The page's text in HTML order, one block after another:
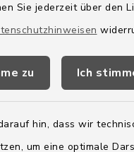
Sie jederzeit über den
zu Ich
hin, dass wir
um eine optimale